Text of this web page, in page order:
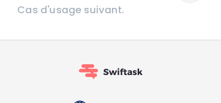
Cas d'usage suivant.